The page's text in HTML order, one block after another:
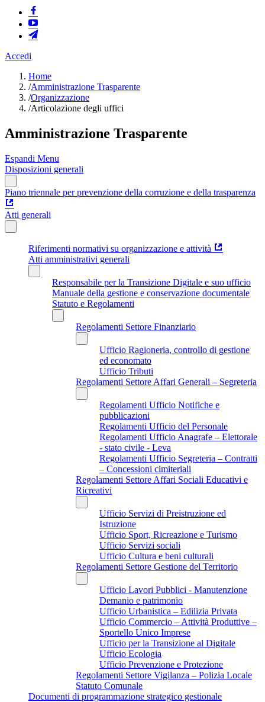
Accedi
Home
/Amministrazione Trasparente
/Organizzazione
/Articolazione degli uffici
Amministrazione Trasparente
Espandi Menu
Disposizioni generali
Piano triennale per prevenzione della corruzione e della trasparenza
Atti generali
Riferimenti normativi su organizzazione e attività
Atti amministrativi generali
Responsabile per la Transizione Digitale e suo ufficio
Manuale della gestione e conservazione documentale
Statuto e Regolamenti
Regolamenti Settore Finanziario
Ufficio Ragioneria, controllo di gestione
ed economato
Ufficio Tributi
Regolamenti Settore Affari Generali – Segreteria
Regolamenti Ufficio Notifiche e
pubblicazioni
Regolamenti Ufficio del Personale
Regolamenti Ufficio Anagrafe – Elettorale
- stato civile - Leva
Regolamenti Ufficio Segreteria – Contratti
– Concessioni cimiteriali
Regolamenti Settore Affari Sociali Educativi e
Ricreativi
Ufficio Servizi di Preistruzione ed
Istruzione
Ufficio Sport, Ricreazione e Turismo
Ufficio Servizi sociali
Ufficio Cultura e beni culturali
Regolamenti Settore Gestione del Territorio
Ufficio Lavori Pubblici - Manutenzione
Demanio e patrimonio
Ufficio Urbanistica – Edilizia Privata
Ufficio Commercio – Attività Produttive –
Sportello Unico Imprese
Ufficio per la Transizione al Digitale
Ufficio Ecologia
Ufficio Prevenzione e Protezione
Regolamenti Settore Vigilanza – Polizia Locale
Statuto Comunale
Documenti di programmazione strategico gestionale